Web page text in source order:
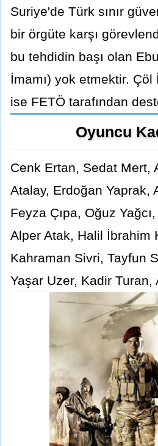
Suriye'de Türk sınır
bir örgüte karşı
bu tehdidin başı olan
İmamı) yok etmektir. Çöl
ise FETÖ tarafından
Oyuncu
Cenk Ertan, Sedat Mert,
Atalay, Erdoğan Yaprak,
Feyza Çıpa, Oğuz
Alper Atak, Halil İbrahim
Kahraman Sivri, Tayfun
Yaşar Uzer, Kadir Turan,